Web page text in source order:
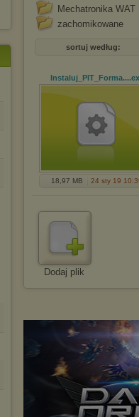
Mechatronika WAT
zachomikowane
sortuj według:
Instaluj_PIT_Forma...
18,97 MB 24 sty 19
Dodaj plik